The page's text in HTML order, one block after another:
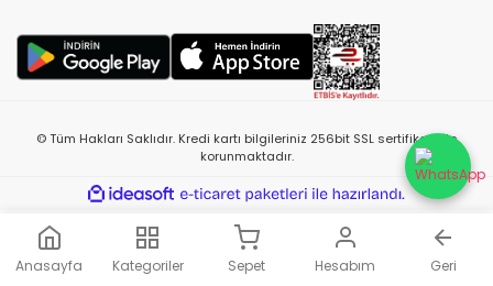
Anasayfa Kategoriler Sepet Hesabım Geri
© Tüm Hakları Saklıdır. Kredi kartı bilgileriniz 256bit SSL sertifikası ile
korunmaktadır.
ideasoft
e-
paketleri
ile
hazırlandı.